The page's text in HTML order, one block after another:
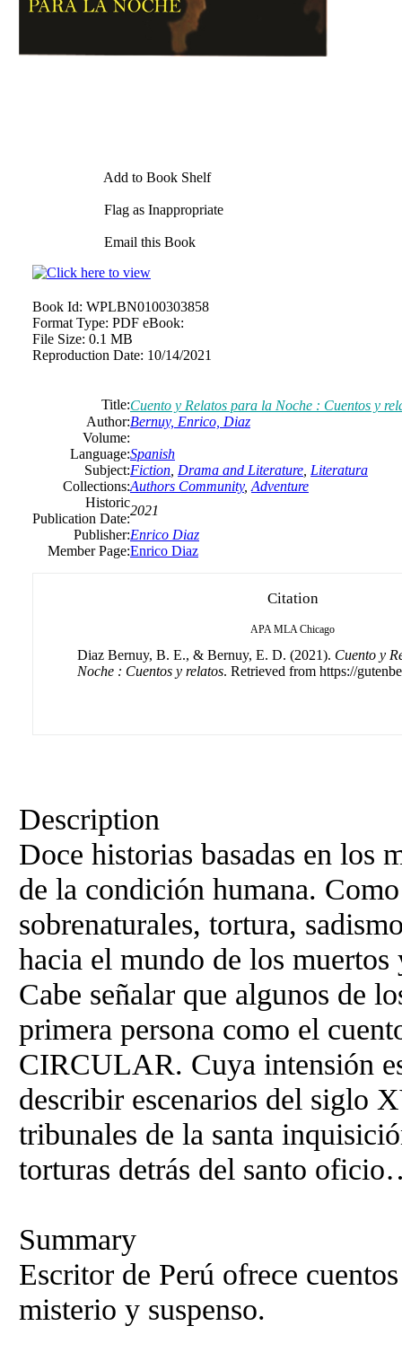
Add to Book Shelf
Flag as Inappropriate
Email this Book
Book Id: WPLBN0100303858
Format Type: PDF eBook:
File Size: 0.1 MB
Reproduction Date: 10/14/2021
Title:Cuento y Relatos para la Noche : Cuentos y
Author:Bernuy, Enrico, Diaz
Volume:
Language:Spanish
Subject:Fiction Drama and Literature Literatura
Collections:Authors Community, Adventure
Historic
Publication Date:
2021
Publisher:Enrico Diaz
Member Page:Enrico Diaz
Citation
APA MLA Chicago
Diaz Bernuy, B. E., & Bernuy, E. D. (2021). Cuento y
Noche : Cuentos y relatos. Retrieved from https://
Description
Doce historias basadas en los
de la condición humana.
sobrenaturales, tortura,
hacia el mundo de los
Cabe señalar que algunos de
primera persona como el
CIRCULAR. Cuya intensión
describir escenarios del siglo
tribunales de la santa
torturas detrás del santo
Summary
Escritor de Perú ofrece
misterio y suspenso.